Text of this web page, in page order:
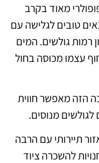
מאוד בקרב
טובים לגלישה עם
רמות גולשים. המים
עצמו מכוסה בחול
הזה מאפשר חווית
מנוסים.
תיירותי עם הרבה
להשכרה ציוד